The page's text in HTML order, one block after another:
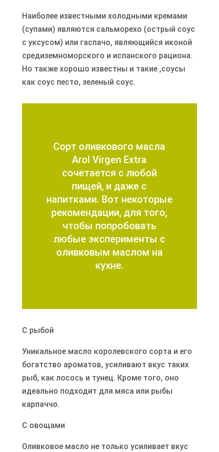
Наиболее известными холодными кремами
(супами) являются сальморехо (острый соус
с уксусом) или гаспачо, являющийся иконой
средиземноморского и испанского рациона.
Но также хорошо известны и такие ,соусы
как соус песто, зеленый соус.
Сорт оливкового масла
Arol Virgen Extra
сочетается с любой
пищей, и даже с
напитками. Вот некоторые
рекомендации, для того,
чтобы попробовать
любые эксперименты с
оливковым маслом на
кухне.
С рыбой
Уникальное масло королевского сорта и его
богатство ароматов, усиливают вкус таких
рыб, как лосось и тунец. Кроме того, оно
идеально подходит для мяса или рыбы
карпаччо.
С овощами
Оливковое масло не только усиливает вкус